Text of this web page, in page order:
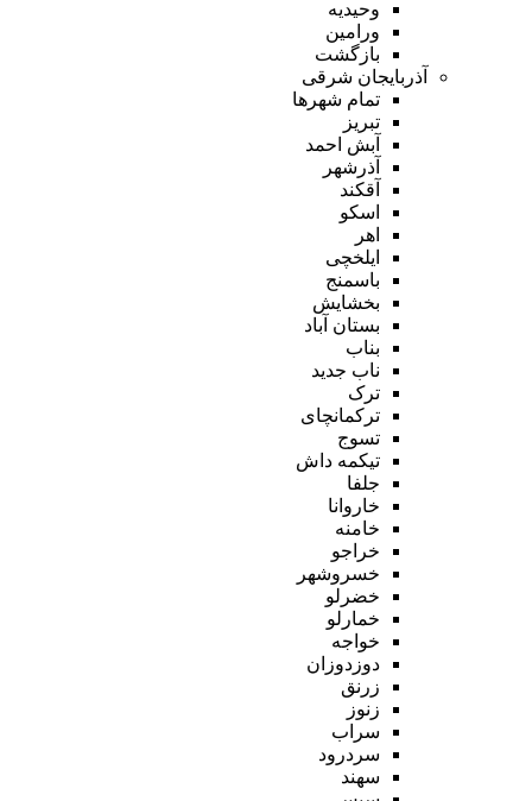
وحیدیه
ورامین
بازگشت
آذربایجان شرقی
تمام شهر‌ها
تبریز
آبش احمد
آذرشهر
آقکند
اسکو
اهر
ایلخچی
باسمنج
بخشایش
بستان آباد
بناب
ناب جدید
ترک
ترکمانچای
تسوج
تیکمه داش
جلفا
خاروانا
خامنه
خراجو
خسروشهر
خضرلو
خمارلو
خواجه
دوزدوزان
زرنق
زنوز
سراب
سردرود
سهند